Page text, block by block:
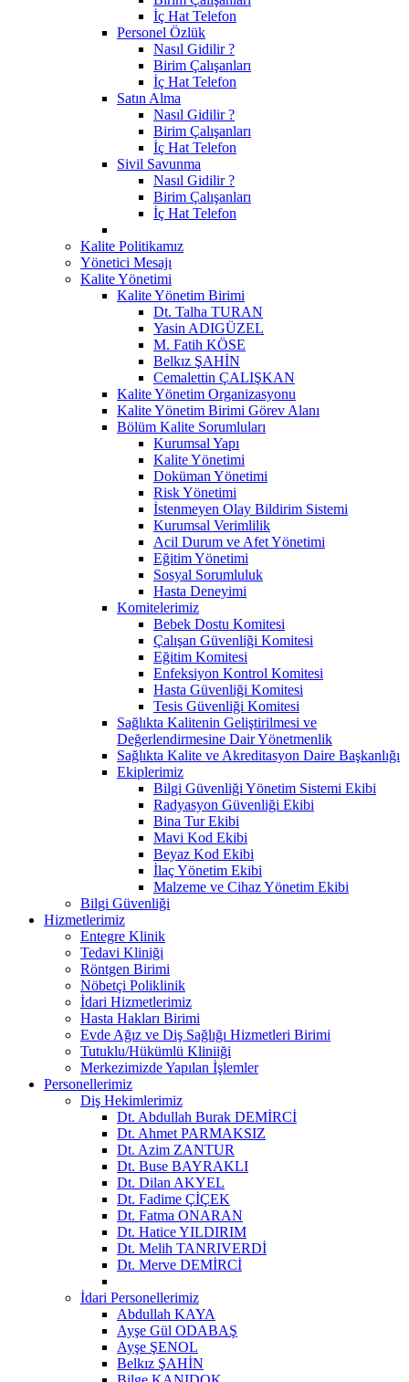
İç Hat Telefon
Personel Özlük
Nasıl Gidilir ?
Birim Çalışanları
İç Hat Telefon
Satın Alma
Nasıl Gidilir ?
Birim Çalışanları
İç Hat Telefon
Sivil Savunma
Nasıl Gidilir ?
Birim Çalışanları
İç Hat Telefon
Kalite Politikamız
Yönetici Mesajı
Kalite Yönetimi
Kalite Yönetim Birimi
Dt. Talha TURAN
Yasin ADIGÜZEL
M. Fatih KÖSE
Belkız ŞAHİN
Cemalettin ÇALIŞKAN
Kalite Yönetim Organizasyonu
Kalite Yönetim Birimi Görev Alanı
Bölüm Kalite Sorumluları
Kurumsal Yapı
Kalite Yönetimi
Doküman Yönetimi
Risk Yönetimi
İstenmeyen Olay Bildirim Sistemi
Kurumsal Verimlilik
Acil Durum ve Afet Yönetimi
Eğitim Yönetimi
Sosyal Sorumluluk
Hasta Deneyimi
Komitelerimiz
Bebek Dostu Komitesi
Çalışan Güvenliği Komitesi
Eğitim Komitesi
Enfeksiyon Kontrol Komitesi
Hasta Güvenliği Komitesi
Tesis Güvenliği Komitesi
Sağlıkta Kalitenin Geliştirilmesi ve
Değerlendirmesine Dair Yönetmenlik
Sağlıkta Kalite ve Akreditasyon Daire Başkanlığı
Ekiplerimiz
Bilgi Güvenliği Yönetim Sistemi Ekibi
Radyasyon Güvenliği Ekibi
Bina Tur Ekibi
Mavi Kod Ekibi
Beyaz Kod Ekibi
İlaç Yönetim Ekibi
Malzeme ve Cihaz Yönetim Ekibi
Bilgi Güvenliği
Hizmetlerimiz
Entegre Klinik
Tedavi Kliniği
Röntgen Birimi
Nöbetçi Poliklinik
İdari Hizmetlerimiz
Hasta Hakları Birimi
Evde Ağız ve Diş Sağlığı Hizmetleri Birimi
Tutuklu/Hükümlü Kliniiği
Merkezimizde Yapılan İşlemler
Personellerimiz
Diş Hekimlerimiz
Dt. Abdullah Burak DEMİRCİ
Dt. Ahmet PARMAKSIZ
Dt. Azim ZANTUR
Dt. Buse BAYRAKLI
Dt. Dilan AKYEL
Dt. Fadime ÇİÇEK
Dt. Fatma ONARAN
Dt. Hatice YILDIRIM
Dt. Melih TANRIVERDİ
Dt. Merve DEMİRCİ
İdari Personellerimiz
Abdullah KAYA
Ayşe Gül ODABAŞ
Ayşe ŞENOL
Belkız ŞAHİN